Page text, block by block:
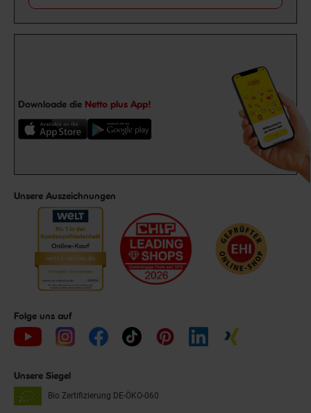
Downloade die Netto plus App!
Unsere Auszeichnungen
Folge uns auf
Unsere Siegel
Bio Zertifizierung DE-ÖKO-060